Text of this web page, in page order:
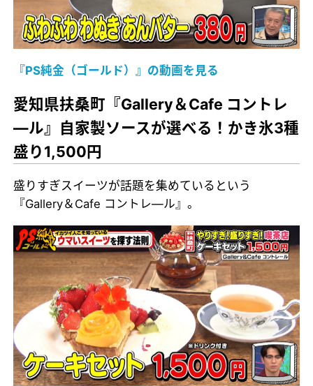
『PS純金（ゴールド）』の動画を見る
愛知県扶桑町『Gallery＆Cafe コントレ
―ル』自家製ソースが選べる！かき氷3種
盛り1,500円
盛りすぎスイーツが話題を集めているという
『Gallery＆Cafe コントレ―ル』。